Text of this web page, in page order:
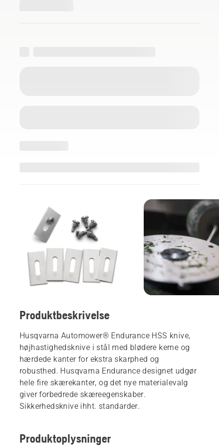
Produktbeskrivelse
Husqvarna Automower® Endurance HSS knive,
højhastighedsknive i stål med blødere kerne og
hærdede kanter for ekstra skarphed og
robusthed. Husqvarna Endurance designet udgør
hele fire skærekanter, og det nye materialevalg
giver forbedrede skæreegenskaber.
Sikkerhedsknive ihht. standarder.
Produktoplysninger